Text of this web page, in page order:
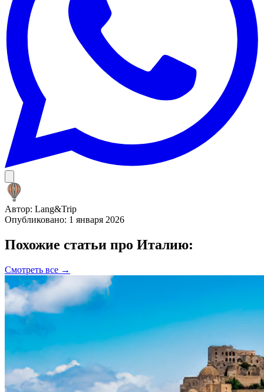
Автор: Lang&Trip
Опубликовано: 1 января 2026
Похожие статьи про Италию:
Смотреть все →